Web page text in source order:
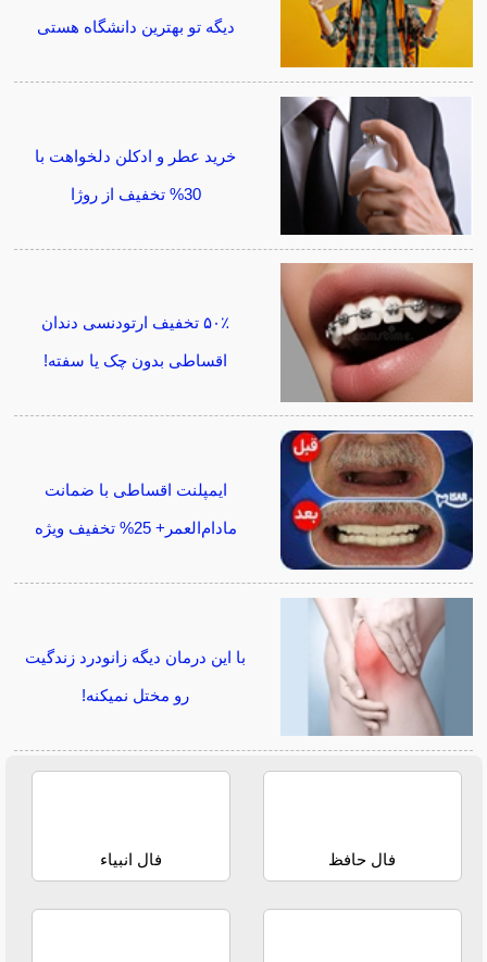
دیگه تو بهترین دانشگاه هستی
خرید عطر و ادکلن دلخواهت با
30% تخفیف از روژا
۵۰٪ تخفیف ارتودنسی دندان
اقساطی بدون چک یا سفته!
ایمپلنت اقساطی با ضمانت
مادام‌العمر+ 25% تخفیف ویژه
با این درمان دیگه زانودرد زندگیت
رو مختل نمیکنه!
فال حافظ فال انبیاء